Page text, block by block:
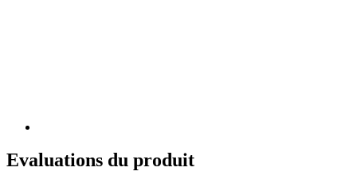
Evaluations du produit